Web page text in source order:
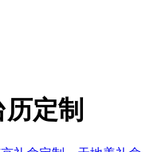
定制